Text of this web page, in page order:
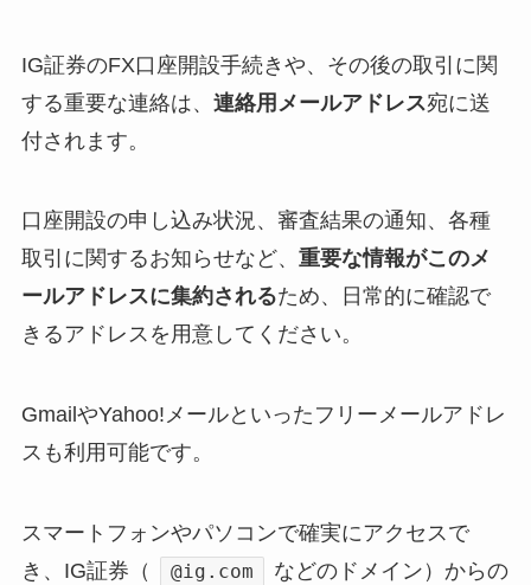
IG証券のFX口座開設手続きや、その後の取引に関
する重要な連絡は、 連絡用メールアドレス宛に送
付されます。
口座開設の申し込み状況、審査結果の通知、各種
取引に関するお知らせなど、 重要な情報がこのメ
ールアドレスに集約されるため、日常的に確認で
きるアドレスを用意してください。
GmailやYahoo!メールといったフリーメールアドレ
スも利用可能です。
スマートフォンやパソコンで確実にアクセスで
き、IG証券（
@ig.com
などのドメイン）からの